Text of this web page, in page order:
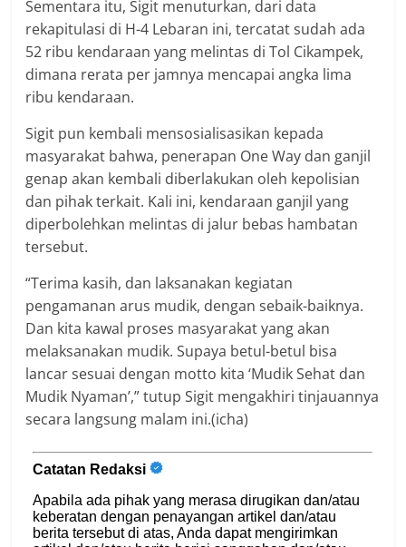
Sementara itu, Sigit menuturkan, dari data
rekapitulasi di H-4 Lebaran ini, tercatat sudah ada
52 ribu kendaraan yang melintas di Tol Cikampek,
dimana rerata per jamnya mencapai angka lima
ribu kendaraan.
Sigit pun kembali mensosialisasikan kepada
masyarakat bahwa, penerapan One Way dan ganjil
genap akan kembali diberlakukan oleh kepolisian
dan pihak terkait. Kali ini, kendaraan ganjil yang
diperbolehkan melintas di jalur bebas hambatan
tersebut.
“Terima kasih, dan laksanakan kegiatan
pengamanan arus mudik, dengan sebaik-baiknya.
Dan kita kawal proses masyarakat yang akan
melaksanakan mudik. Supaya betul-betul bisa
lancar sesuai dengan motto kita ‘Mudik Sehat dan
Mudik Nyaman’,” tutup Sigit mengakhiri tinjauannya
secara langsung malam ini.(icha)